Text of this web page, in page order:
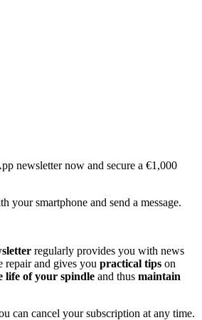
newsletter now and secure a €1,000
your smartphone and send a message.
regularly provides you with news
and gives you practical tips on
life of your spindle and thus maintain
can cancel your subscription at any time.